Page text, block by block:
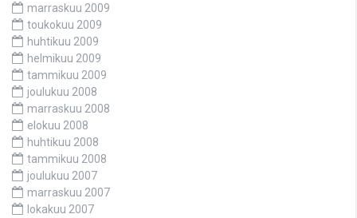
marraskuu 2009
toukokuu 2009
huhtikuu 2009
helmikuu 2009
tammikuu 2009
joulukuu 2008
marraskuu 2008
elokuu 2008
huhtikuu 2008
tammikuu 2008
joulukuu 2007
marraskuu 2007
lokakuu 2007